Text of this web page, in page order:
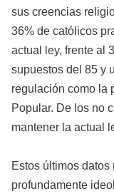
sus creencias
36% de católicos
actual ley, frente al
supuestos del 85 y
regulación como la
Popular. De los no
mantener la actual
Estos últimos
profundamente